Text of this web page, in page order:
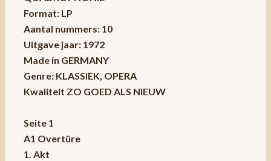
Format: LP
Aantal nummers: 10
Uitgave jaar: 1972
Made in GERMANY
Genre: KLASSIEK, OPERA
Kwaliteit ZO GOED ALS NIEUW
Seite 1
A1 Overtüre
1. Akt